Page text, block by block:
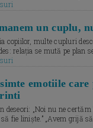
un cuplu,
copiilor, multe cupluri
relația se mută pe plan
emotiile care
deseori: „Noi nu ne certăm
fie liniște.” „Avem grijă